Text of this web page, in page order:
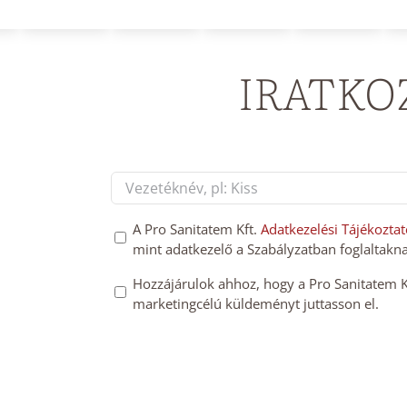
Név
*
GDPT
hozzájárulás
A Pro Sanitatem Kft. Adatkezelési
mint adatkezelő a Szabályzatban
Mailchimp
feliratkozás
Hozzájárulok ahhoz, hogy a Pro
marketingcélú küldeményt juttasson el.